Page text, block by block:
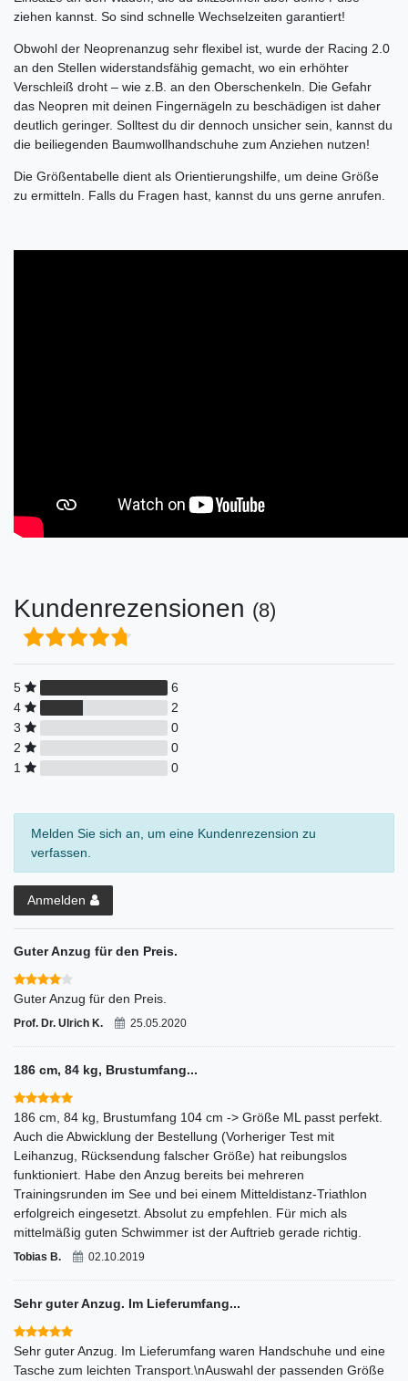
ziehen kannst. So sind schnelle Wechselzeiten garantiert!
Obwohl der Neoprenanzug sehr flexibel ist, wurde der Racing 2.0
an den Stellen widerstandsfähig gemacht, wo ein erhöhter
Verschleiß droht – wie z.B. an den Oberschenkeln. Die Gefahr
das Neopren mit deinen Fingernägeln zu beschädigen ist daher
deutlich geringer. Solltest du dir dennoch unsicher sein, kannst du
die beiliegenden Baumwollhandschuhe zum Anziehen nutzen!
Die Größentabelle dient als Orientierungshilfe, um deine Größe
zu ermitteln. Falls du Fragen hast, kannst du uns gerne anrufen.
Kundenrezensionen (8)
5
6
4
2
3
0
2
0
1
0
Melden Sie sich an, um eine Kundenrezension zu
verfassen.
Anmelden
Guter Anzug für den Preis.
Guter Anzug für den Preis.
Prof. Dr. Ulrich K. 25.05.2020
186 cm, 84 kg, Brustumfang...
186 cm, 84 kg, Brustumfang 104 cm -> Größe ML passt perfekt.
Auch die Abwicklung der Bestellung (Vorheriger Test mit
Leihanzug, Rücksendung falscher Größe) hat reibungslos
funktioniert. Habe den Anzug bereits bei mehreren
Trainingsrunden im See und bei einem Mitteldistanz-Triathlon
erfolgreich eingesetzt. Absolut zu empfehlen. Für mich als
mittelmäßig guten Schwimmer ist der Auftrieb gerade richtig.
Tobias B. 02.10.2019
Sehr guter Anzug. Im Lieferumfang...
Sehr guter Anzug. Im Lieferumfang waren Handschuhe und eine
Tasche zum leichten Transport.\nAuswahl der passenden Größe